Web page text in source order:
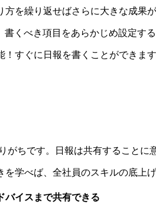
方を繰り返せばさらに大きな成果
書くべき項目をあらかじめ設定す
すぐに日報を書くことができます
がちです。日報は共有することに
学べば、全社員のスキルの底上げ
バイスまで共有できる